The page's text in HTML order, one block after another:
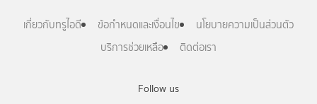
Follow us
เกี่ยวกับทรูไอดี ข้อกำหนดและเงื่อนไข
นโยบายความเป็นส่วนตัว
บริการช่วยเหลือ
ติดต่อเรา